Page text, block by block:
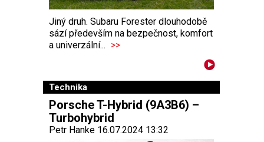
Jiný druh. Subaru Forester dlouhodobě
sází především na bezpečnost, komfort
a univerzální... >>
Technika
Porsche T-Hybrid (9A3B6) –
Turbohybrid
Petr Hanke 16.07.2024 13:32